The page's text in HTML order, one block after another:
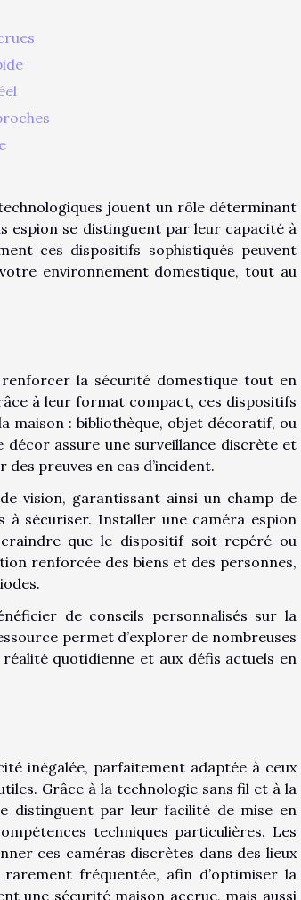
jouent un rôle déterminant
espion se distinguent par leur capacité à
ces dispositifs sophistiqués peuvent
environnement domestique, tout au
renforcer la sécurité domestique tout en
à leur format compact, ces dispositifs
maison : bibliothèque, objet décoratif, ou
assure une surveillance discrète et
preuves en cas d’incident.
vision, garantissant ainsi un champ de
à sécuriser. Installer une caméra espion
que le dispositif soit repéré ou
renforcée des biens et des personnes,
de conseils personnalisés sur la
permet d’explorer de nombreuses
quotidienne et aux défis actuels en
inégalée, parfaitement adaptée à ceux
Grâce à la technologie sans fil et à la
distinguent par leur facilité de mise en
techniques particulières. Les
ces caméras discrètes dans des lieux
fréquentée, afin d’optimiser la
une sécurité maison accrue, mais aussi